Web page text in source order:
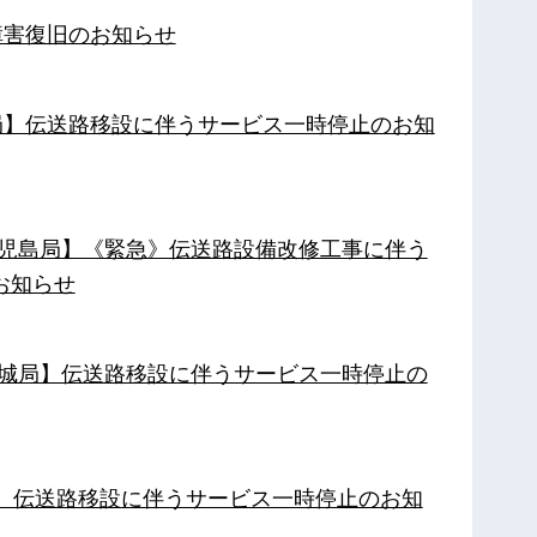
復旧のお知らせ
伝送路移設に伴うサービス一時停止のお知
島局】《緊急》伝送路設備改修工事に伴う
知らせ
局】伝送路移設に伴うサービス一時停止の
伝送路移設に伴うサービス一時停止のお知